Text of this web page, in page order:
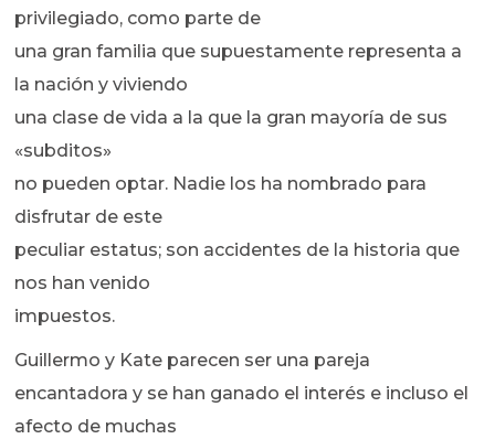
privilegiado, como parte de
una gran familia que supuestamente representa a
la nación y viviendo
una clase de vida a la que la gran mayoría de sus
«subditos»
no pueden optar. Nadie los ha nombrado para
disfrutar de este
peculiar estatus; son accidentes de la historia que
nos han venido
impuestos.
Guillermo y Kate parecen ser una pareja
encantadora y se han ganado el interés e incluso el
afecto de muchas